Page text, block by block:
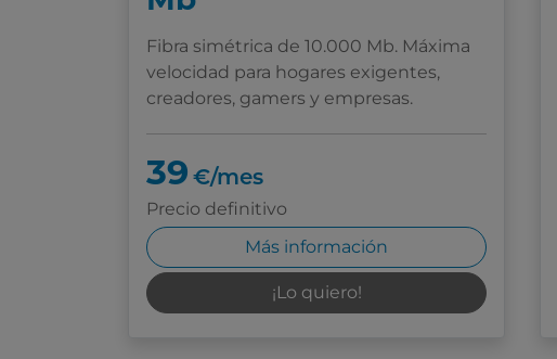
Fibra simétrica de 10.000 Mb. Máxima
velocidad para hogares exigentes,
creadores, gamers y empresas.
39 €/mes
Precio definitivo
Más información
¡Lo quiero!